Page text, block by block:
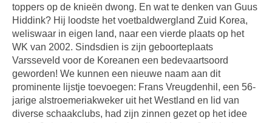
toppers op de knieën dwong. En wat te denken van Guus
Hiddink? Hij loodste het voetbaldwergland Zuid Korea,
weliswaar in eigen land, naar een vierde plaats op het
WK van 2002. Sindsdien is zijn geboorteplaats
Varsseveld voor de Koreanen een bedevaartsoord
geworden! We kunnen een nieuwe naam aan dit
prominente lijstje toevoegen: Frans Vreugdenhil, een 56-
jarige alstroemeriakweker uit het Westland en lid van
diverse schaakclubs, had zijn zinnen gezet op het idee